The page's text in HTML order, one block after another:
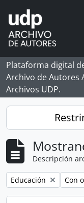
Skip to main content
Plataforma digital
Archivo de Autores
Archivos UDP.
Descripción
Remove filter:
Educación Con